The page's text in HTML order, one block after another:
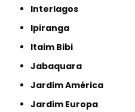
Interlagos
Ipiranga
Itaim Bibi
Jabaquara
Jardim América
Jardim Europa